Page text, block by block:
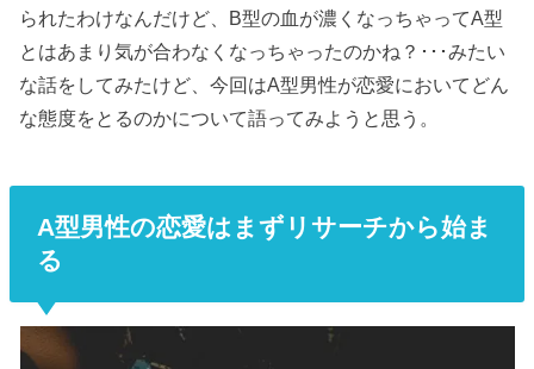
られたわけなんだけど、B型の血が濃くなっちゃってA型
とはあまり気が合わなくなっちゃったのかね？･･･みたい
な話をしてみたけど、今回はA型男性が恋愛においてどん
な態度をとるのかについて語ってみようと思う。
A型男性の恋愛はまずリサーチから始ま
る